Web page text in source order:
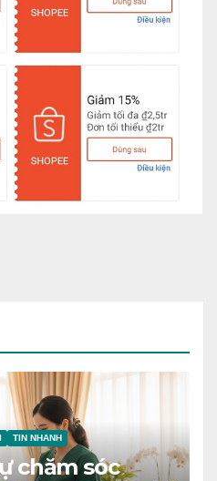
TIN NHANH
chăm sóc